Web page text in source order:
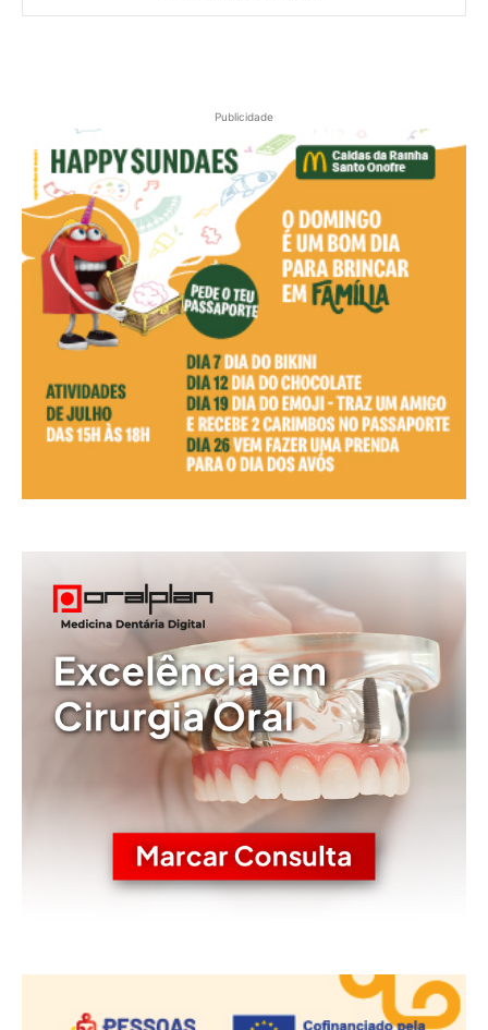
Publicidade